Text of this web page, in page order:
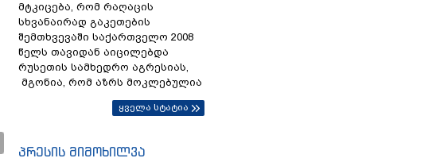
მტკიცება, რომ რაღაცის
სხვანაირად გაკეთების
შემთხვევაში საქართველო 2008
წელს თავიდან აიცილებდა
რუსეთის სამხედრო აგრესიას,
მგონია, რომ აზრს მოკლებულია
ყველა სტატია
პრესის მიმოხილვა